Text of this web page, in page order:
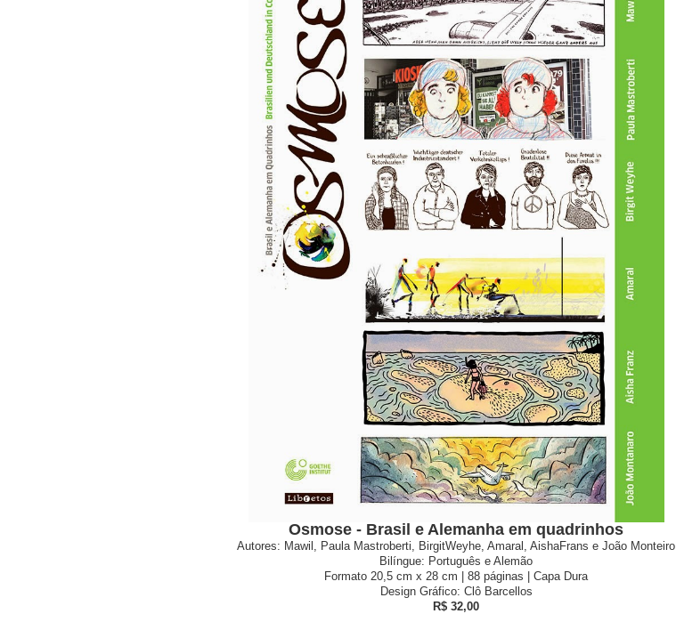
Osmose - Brasil e Alemanha em quadrinhos
Autores: Mawil, Paula Mastroberti, BirgitWeyhe, Amaral, AishaFrans e João Monteiro
Bilíngue: Português e Alemão
Formato 20,5 cm x 28 cm | 88 páginas | Capa Dura
Design Gráfico: Clô Barcellos
R$ 32,00